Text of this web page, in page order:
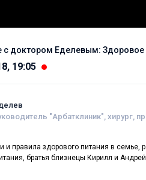
с доктором Еделевым: Здоровое
19:05
"Арбатклиник", хирург,
и правила здорового питания в
братья близнецы Кирилл и